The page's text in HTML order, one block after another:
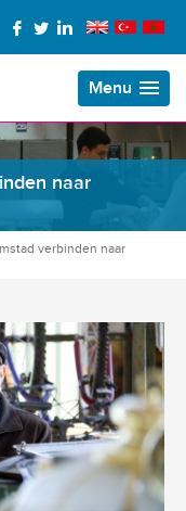
Menu
naar
verbinden naar